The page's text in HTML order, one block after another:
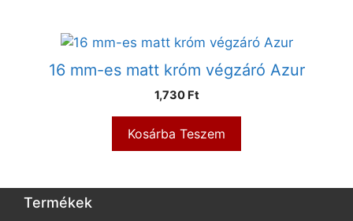
16 mm-es matt króm végzáró Azur
1,730 Ft
Kosárba Teszem
Termékek